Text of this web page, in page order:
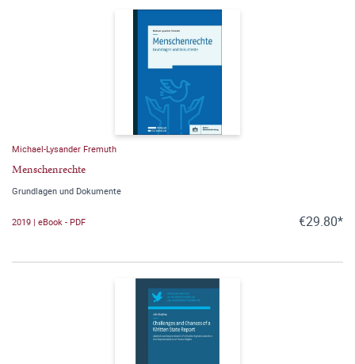
Michael-Lysander Fremuth
Menschenrechte
Grundlagen und Dokumente
2019 | eBook - PDF €29.80*